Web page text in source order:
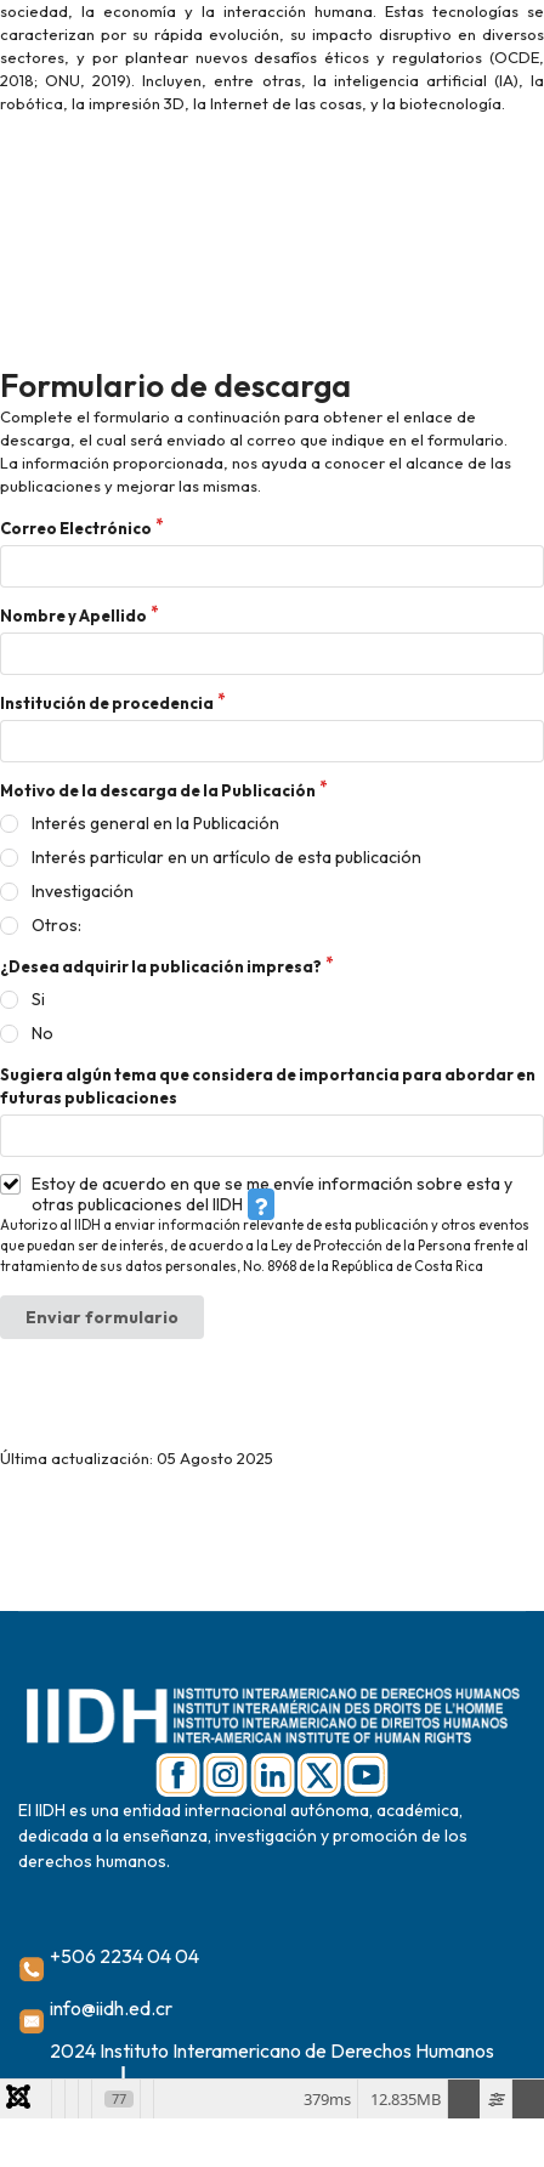
sociedad, la economía y la interacción humana. Estas tecnologías se
caracterizan por su rápida evolución, su impacto disruptivo en diversos
sectores, y por plantear nuevos desafíos éticos y regulatorios (OCDE,
2018; ONU, 2019). Incluyen, entre otras, la inteligencia artificial (IA), la
robótica, la impresión 3D, la Internet de las cosas, y la biotecnología.
Formulario de descarga
Complete el formulario a continuación para obtener el enlace de
descarga, el cual será enviado al correo que indique en el formulario.
La información proporcionada, nos ayuda a conocer el alcance de las
publicaciones y mejorar las mismas.
Correo Electrónico
Nombre y Apellido
Institución de procedencia
Motivo de la descarga de la Publicación
Interés general en la Publicación
Interés particular en un artículo de esta publicación
Investigación
Otros:
¿Desea adquirir la publicación impresa?
Si
No
Sugiera algún tema que considera de importancia para abordar en
futuras publicaciones
Estoy de acuerdo en que se me envíe información sobre esta y
otras publicaciones del IIDH
Autorizo al IIDH a enviar información relevante de esta publicación y otros eventos
que puedan ser de interés, de acuerdo a la Ley de Protección de la Persona frente al
tratamiento de sus datos personales, No. 8968 de la República de Costa Rica
Enviar formulario
Última actualización: 05 Agosto 2025
El IIDH es una entidad internacional autónoma, académica,
dedicada a la enseñanza, investigación y promoción de los
derechos humanos.
+506 2234 04 04
info@iidh.ed.cr
2024 Instituto Interamericano de Derechos Humanos
77 12.835MB
379ms